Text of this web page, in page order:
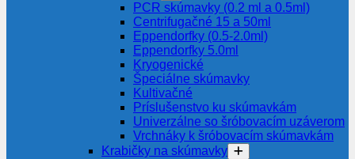
PCR skúmavky (0.2 ml a 0.5ml)
Centrifugačné 15 a 50ml
Eppendorfky (0.5-2.0ml)
Eppendorfky 5.0ml
Kryogenické
Špeciálne skúmavky
Kultivačné
Príslušenstvo ku skúmavkám
Univerzálne so šróbovacím uzáverom
Vrchnáky k šróbovacím skúmavkám
Krabičky na skúmavky